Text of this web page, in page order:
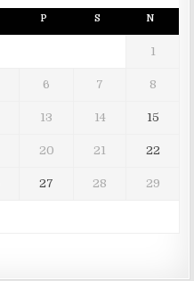
P S N
1
6 7 8
13 14 15
20 21 22
27 28 29